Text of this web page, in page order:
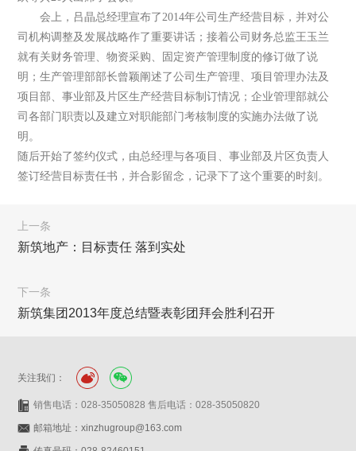
会上，吕晶总经理宣布了2014年公司生产经营目标，并对公
司机构调整及发展战略作了重要讲话；接着公司财务总监王玉兰
就有关财务管理、物资采购、固定资产管理制度的修订做了说
明；生产管理部部长曾颖阐述了公司生产管理、项目管理办法及
项目部、事业部及片区生产经营目标制订情况；企业管理部就公
司各部门职责以及建立对职能部门考核制度的实施办法做了说
明。
随后开始了签约仪式，由总经理与各项目、事业部及片区负责人
签订经营目标责任书，并合影留念，记录下了这个重要的时刻。
上一条
新筑地产：目标责任 落到实处
下一条
新筑集团2013年度总结暨表彰团拜会胜利召开
关注我们：
销售电话：028-35050828 售后电话：028-35050820
邮箱地址：xinzhugroup@163.com